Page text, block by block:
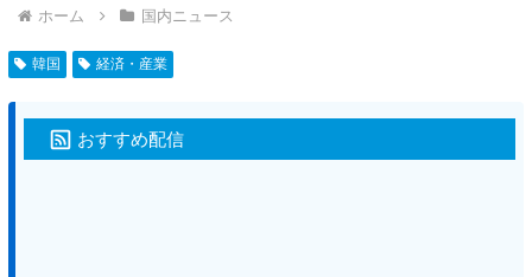
ホーム 国内ニュース
韓国 経済・産業
おすすめ配信